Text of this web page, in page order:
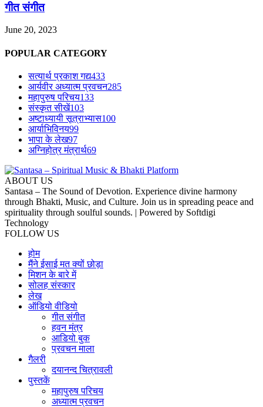
गीत संगीत
June 20, 2023
POPULAR CATEGORY
सत्यार्थ प्रकाश गद्य433
आर्यवीर अध्यात्म प्रवचन285
महापुरुष परिचय133
संस्कृत सीखें103
अष्टाध्यायी सूत्राभ्यास100
आर्याभिविनय99
भापा के लेख97
अग्निहोत्र मंत्रार्थ69
ABOUT US
Santasa – The Sound of Devotion. Experience divine harmony
through Bhakti, Music, and Culture. Join us in spreading peace and
spirituality through soulful sounds. | Powered by Softdigi
Technology
FOLLOW US
होम
मैंने ईसाई मत क्यों छोड़ा
मिशन के बारे में
सोलह संस्कार
लेख
ऑडियो वीडियो
गीत संगीत
हवन मंत्र
आडियो बुक
प्रवचन माला
गैलरी
दयानन्द चित्रावली
पुस्तकें
महापुरुष परिचय
अध्यात्म प्रवचन